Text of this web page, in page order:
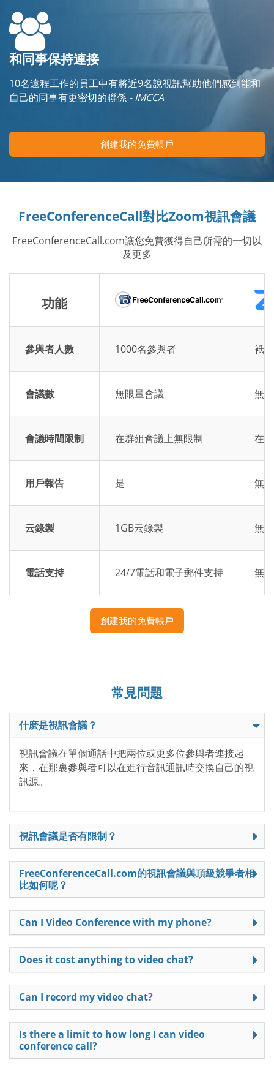
和同事保持連接
10名遠程工作的員工中有將近9名說視訊幫助他們感到能和
自己的同事有更密切的聯係 - IMCCA
創建我的免費帳戶
FreeConferenceCall對比Zoom視訊會議
FreeConferenceCall.com讓您免費獲得自己所需的一切以
及更多
功能
參與者人數 1000名參與者 衹
會議數 無限量會議 無
會議時間限制 在群組會議上無限制 在
用戶報告 是 無
云錄製 1GB云錄製 無
電話支持 24/7電話和電子郵件支持 無
創建我的免費帳戶
常見問題
什麽是視訊會議？
視訊會議在單個通話中把兩位或更多位參與者連接起
來，在那裏參與者可以在進行音訊通訊時交換自己的視
訊源。
視訊會議是否有限制？
FreeConferenceCall.com的視訊會議與頂級競爭者相
比如何呢？
Can I Video Conference with my phone?
Does it cost anything to video chat?
Can I record my video chat?
Is there a limit to how long I can video
conference call?